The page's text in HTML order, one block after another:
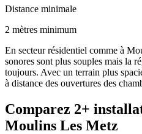
Distance minimale
2 mètres minimum
En secteur résidentiel comme à
sonores sont plus souples mais la
toujours. Avec un terrain plus
à distance des ouvertures des
Comparez 2+
Moulins Les Metz